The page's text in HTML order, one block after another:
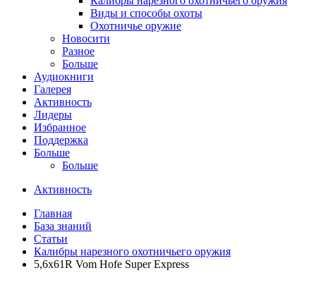
Виды и способы охоты
Охотничье оружие
Новосити
Разное
Больше
Аудиокниги
Галерея
Активность
Лидеры
Избранное
Поддержка
Больше
Больше
Активность
Главная
База знаний
Статьи
Калибры нарезного охотничьего оружия
5,6х61R Vom Hofe Super Express